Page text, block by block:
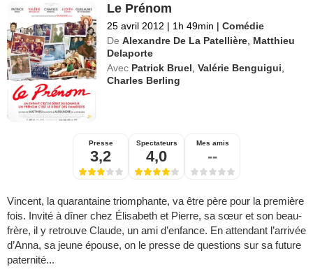
Le Prénom
25 avril 2012 | 1h 49min | Comédie
De Alexandre De La Patellière Matthieu
Delaporte
Avec Patrick Bruel ,Valérie Benguigui
Charles Berling
Presse
3,2
Spectateurs
4,0
Mes amis
--
Vincent, la quarantaine triomphante, va être père pour la première
fois. Invité à dîner chez Élisabeth et Pierre, sa sœur et son beau-
frère, il y retrouve Claude, un ami d’enfance. En attendant l’arrivée
d’Anna, sa jeune épouse, on le presse de questions sur sa future
paternité...